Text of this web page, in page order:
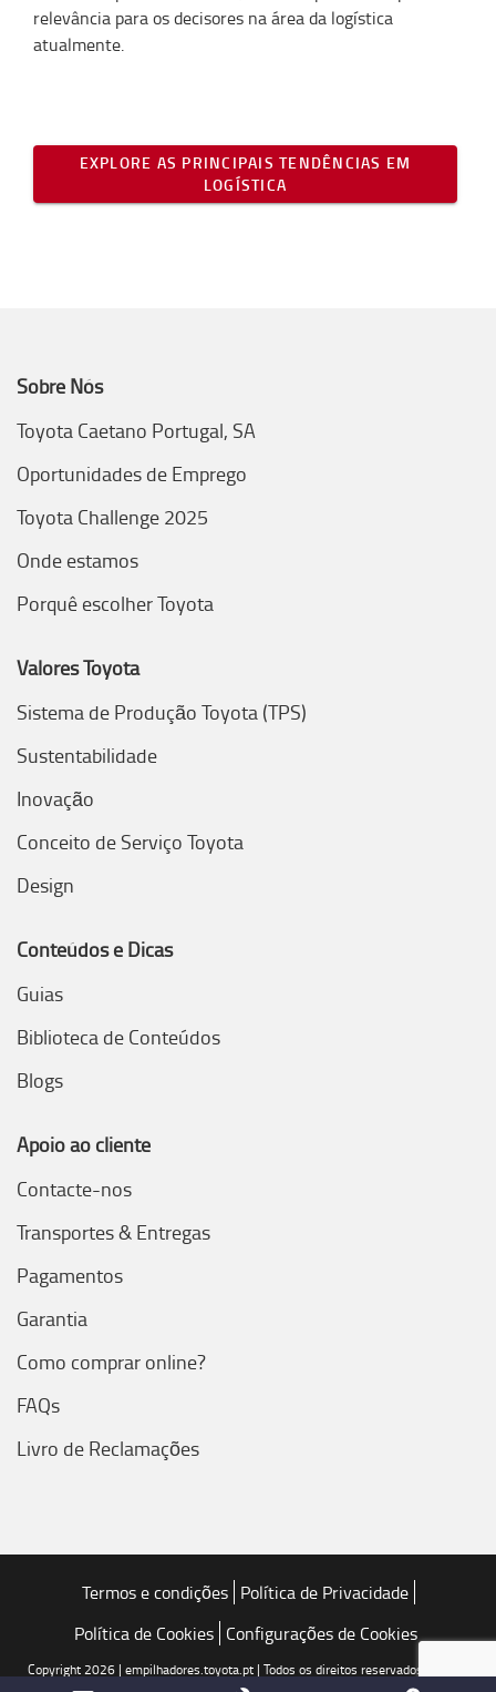
relevância para os decisores na área da logística
atualmente.
EXPLORE AS PRINCIPAIS TENDÊNCIAS EM
LOGÍSTICA
Sobre Nós
Toyota Caetano Portugal, SA
Oportunidades de Emprego
Toyota Challenge 2025
Onde estamos
Porquê escolher Toyota
Valores Toyota
Sistema de Produção Toyota (TPS)
Sustentabilidade
Inovação
Conceito de Serviço Toyota
Design
Conteúdos e Dicas
Guias
Biblioteca de Conteúdos
Blogs
Apoio ao cliente
Contacte-nos
Transportes & Entregas
Pagamentos
Garantia
Como comprar online?
FAQs
Livro de Reclamações
Termos e condições Política de Privacidade
Política de Cookies Configurações de Cookies
Copyright 2026 | empilhadores.toyota.pt | Todos os direitos reservados | Toyota